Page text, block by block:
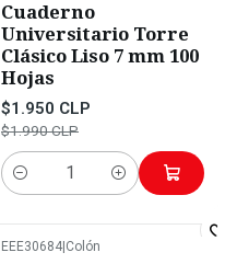
Cuaderno
Universitario Torre
Clásico Liso 7 mm 100
Hojas
$1.950 CLP
$1.990 CLP
Cantidad
EEE30684|Colón